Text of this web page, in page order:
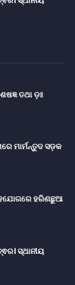
ତଥା ଡ଼ଃ
ମାର୍ମନ୍ତୁଦ ସଡ଼କ
ସହଯୋଗରେ ହରିଣଛୁଆ
ସ୍ଥାନୀୟ